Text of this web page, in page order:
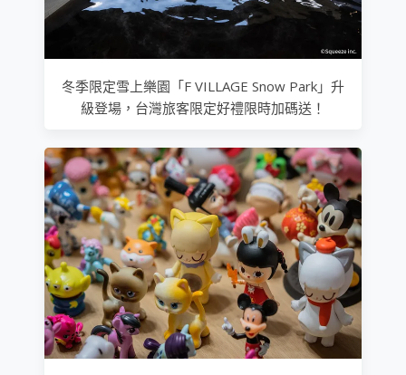
冬季限定雪上樂園「F VILLAGE Snow Park」升
級登場，台灣旅客限定好禮限時加碼送！